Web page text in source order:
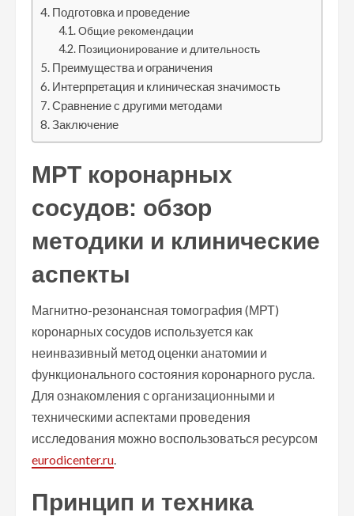
Подготовка и проведение
Общие рекомендации
Позиционирование и длительность
Преимущества и ограничения
Интерпретация и клиническая значимость
Сравнение с другими методами
Заключение
МРТ коронарных
сосудов: обзор
методики и клинические
аспекты
Магнитно-резонансная томография (МРТ)
коронарных сосудов используется как
неинвазивный метод оценки анатомии и
функционального состояния коронарного русла.
Для ознакомления с организационными и
техническими аспектами проведения
исследования можно воспользоваться ресурсом
eurodicenter.ru.
Принцип и техника